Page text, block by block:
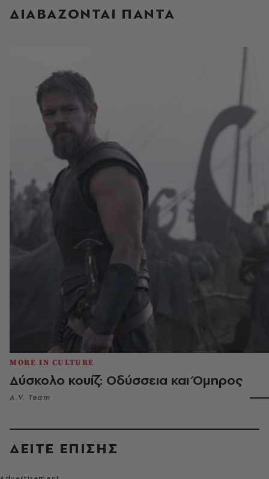
ΔΙΑΒΑΖΟΝΤΑΙ ΠΑΝΤΑ
MORE IN CULTURE
Δύσκολο κουίζ: Οδύσσεια και Όμηρος
A.V. Team
ΔΕΙΤΕ ΕΠΙΣΗΣ